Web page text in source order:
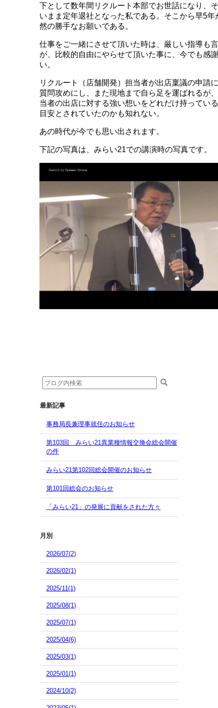
下として数年間リクルート本部でお世話になり、
いまま定年退社となった私である。そこから早5年
然の勝手なお願いである。
仕事をご一緒にさせて頂いた時は、厳しい指導も
が、比較的自由にやらせて頂いた事に、今でも感
い。
リクルート（店舗開発）担当者が出店稟議の申請
質問攻めにし、また現地まで自ら足を運ばれるが
当者の出店に対する強い想いをどれだけ持ってい
目安とされていたのかも知れない。
あの時代が今でも思い出されます。
下記の写真は、みらい21での講演時の写真です。
最新記事
事務局長兼理事就任のお知らせ
第103回 みらい21異業種情報交換会総会開催
の件
みらい21第102回総会開催のお知らせ
第101回総会のお知らせ
「みらい21」の発展に貢献をされた方々
月別
2026/07(2)
2026/02(1)
2025/11(1)
2025/08(1)
2025/07(1)
2025/04(6)
2025/03(1)
2025/01(1)
2024/10(2)